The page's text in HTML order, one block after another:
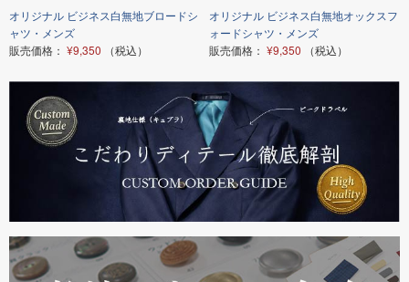
オリジナル ビジネス白無地ブロードシ
ャツ・メンズ
販売価格： ¥9,350 （税込）
オリジナル ビジネス白無地オックスフ
ォードシャツ・メンズ
販売価格： ¥9,350 （税込）